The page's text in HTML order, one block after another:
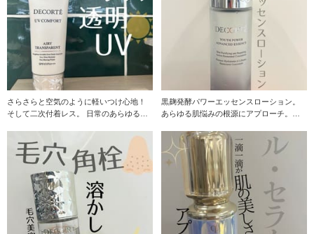
さらさらと空気のように軽いつけ心地！
そして二次付着レス。 日常のあらゆるシ
黒麹発酵パワーエッセンスローション。
あらゆる肌悩みの根源にアプローチ。